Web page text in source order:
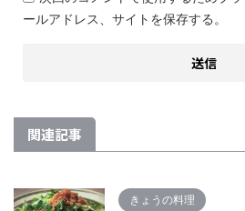
ールアドレス、サイトを保存する。
関連記事
きょうの料理